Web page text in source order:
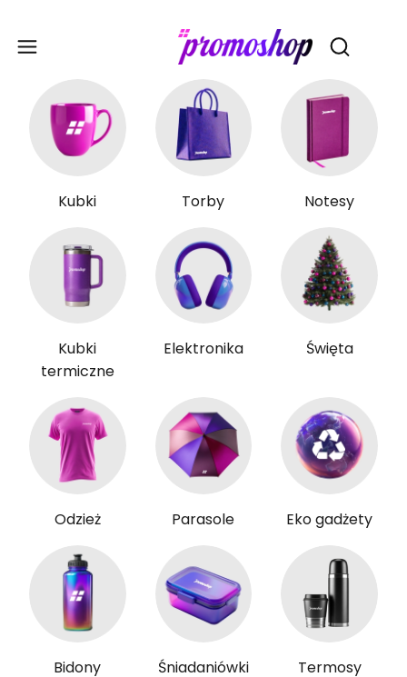
Otwórz
Kubki Torby Notesy
Kubki
termiczne
Elektronika Święta
Odzież Parasole Eko gadżety
Bidony Śniadaniówki Termosy